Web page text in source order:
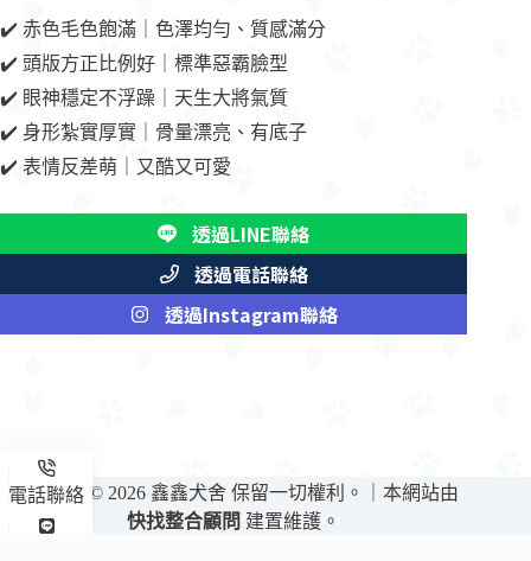
✔️ 赤色毛色飽滿｜色澤均勻、質感滿分
✔️ 頭版方正比例好｜標準惡霸臉型
✔️ 眼神穩定不浮躁｜天生大將氣質
✔️ 身形紮實厚實｜骨量漂亮、有底子
✔️ 表情反差萌｜又酷又可愛
透過LINE聯絡
透過電話聯絡
透過Instagram聯絡
Copyright © 2026 鑫鑫犬舍 保留一切權利。｜本網站由
快找整合顧問 建置維護。
電話聯絡